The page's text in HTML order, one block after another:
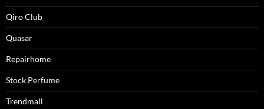
Qiro Club
Quasar
Repairhome
Stock Perfume
Trendmall